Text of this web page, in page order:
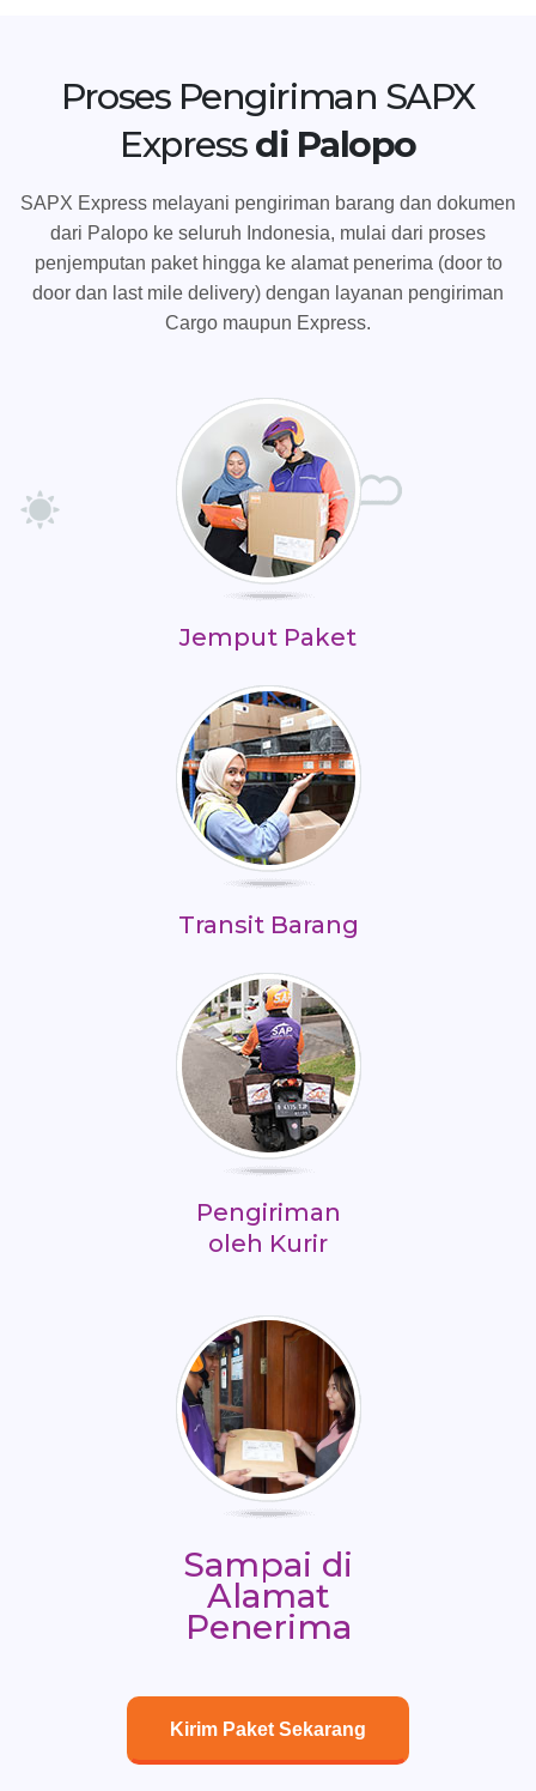
Proses Pengiriman SAPX
Expressdi Palopo
SAPX Express melayani pengiriman barang dan dokumen
dari Palopo ke seluruh Indonesia, mulai dari proses
penjemputan paket hingga ke alamat penerima (door to
door dan last mile delivery) dengan layanan pengiriman
Cargo maupun Express.
Jemput Paket
Transit Barang
Pengiriman
oleh Kurir
Sampai di
Alamat
Penerima
Kirim Paket Sekarang